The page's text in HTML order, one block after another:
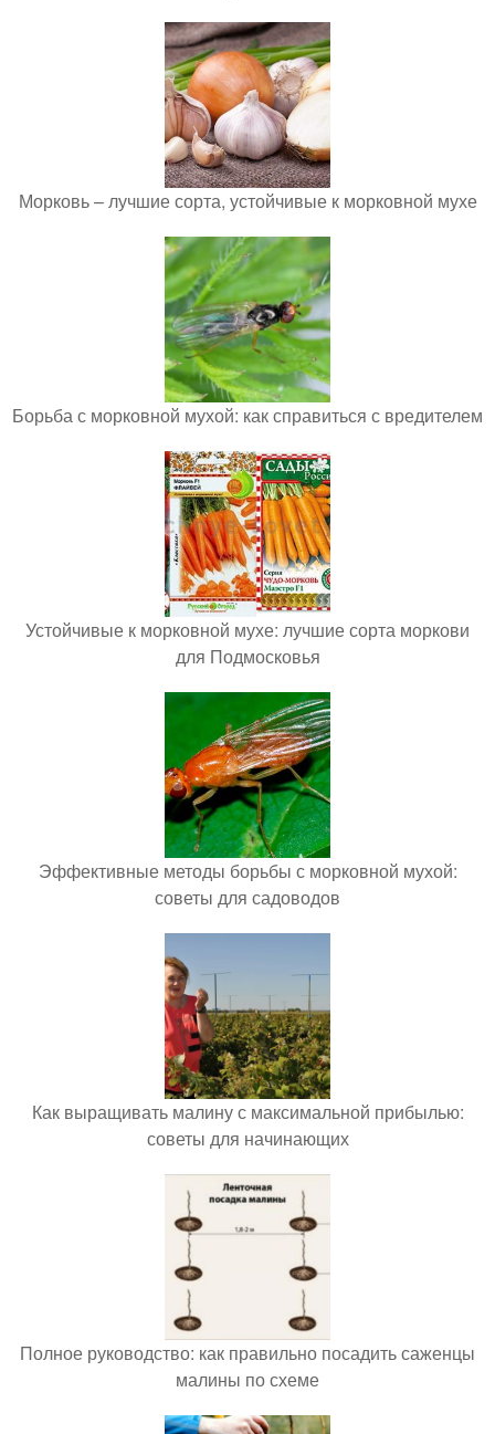
Морковь – лучшие сорта, устойчивые к морковной мухе
Борьба с морковной мухой: как справиться с вредителем
Устойчивые к морковной мухе: лучшие сорта моркови
для Подмосковья
Эффективные методы борьбы с морковной мухой:
советы для садоводов
Как выращивать малину с максимальной прибылью:
советы для начинающих
Полное руководство: как правильно посадить саженцы
малины по схеме